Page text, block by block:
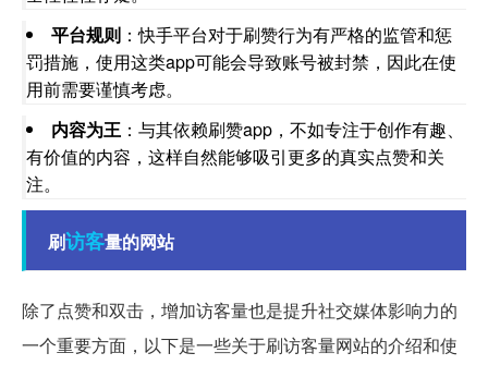
平台规则 ：快手平台对于刷赞行为有严格的监管和惩
罚措施，使用这类app可能会导致账号被封禁，因此在使
用前需要谨慎考虑。
内容为王 ：与其依赖刷赞app，不如专注于创作有趣、
有价值的内容，这样自然能够吸引更多的真实点赞和关
注。
刷访客量的网站
除了点赞和双击，增加访客量也是提升社交媒体影响力的
一个重要方面，以下是一些关于刷访客量网站的介绍和使